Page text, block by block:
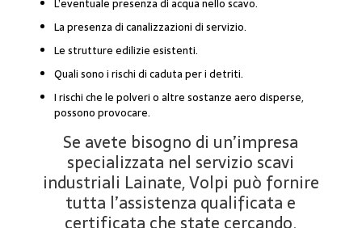
L’eventuale presenza di acqua nello scavo.
La presenza di canalizzazioni di servizio.
Le strutture edilizie esistenti.
Quali sono i rischi di caduta per i detriti.
I rischi che le polveri o altre sostanze aero disperse,
possono provocare.
Se avete bisogno di un’impresa
specializzata nel servizio scavi
industriali Lainate, Volpi può fornire
tutta l’assistenza qualificata e